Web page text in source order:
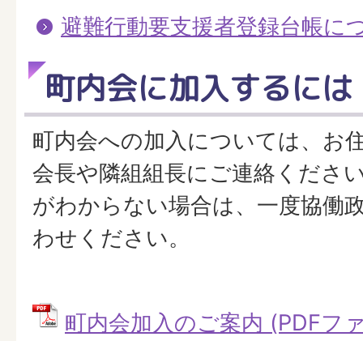
避難行動要支援者登録台帳に
町内会に加入するには
町内会への加入については、お
会長や隣組組長にご連絡くださ
がわからない場合は、一度協働
わせください。
町内会加入のご案内 (PDFフ